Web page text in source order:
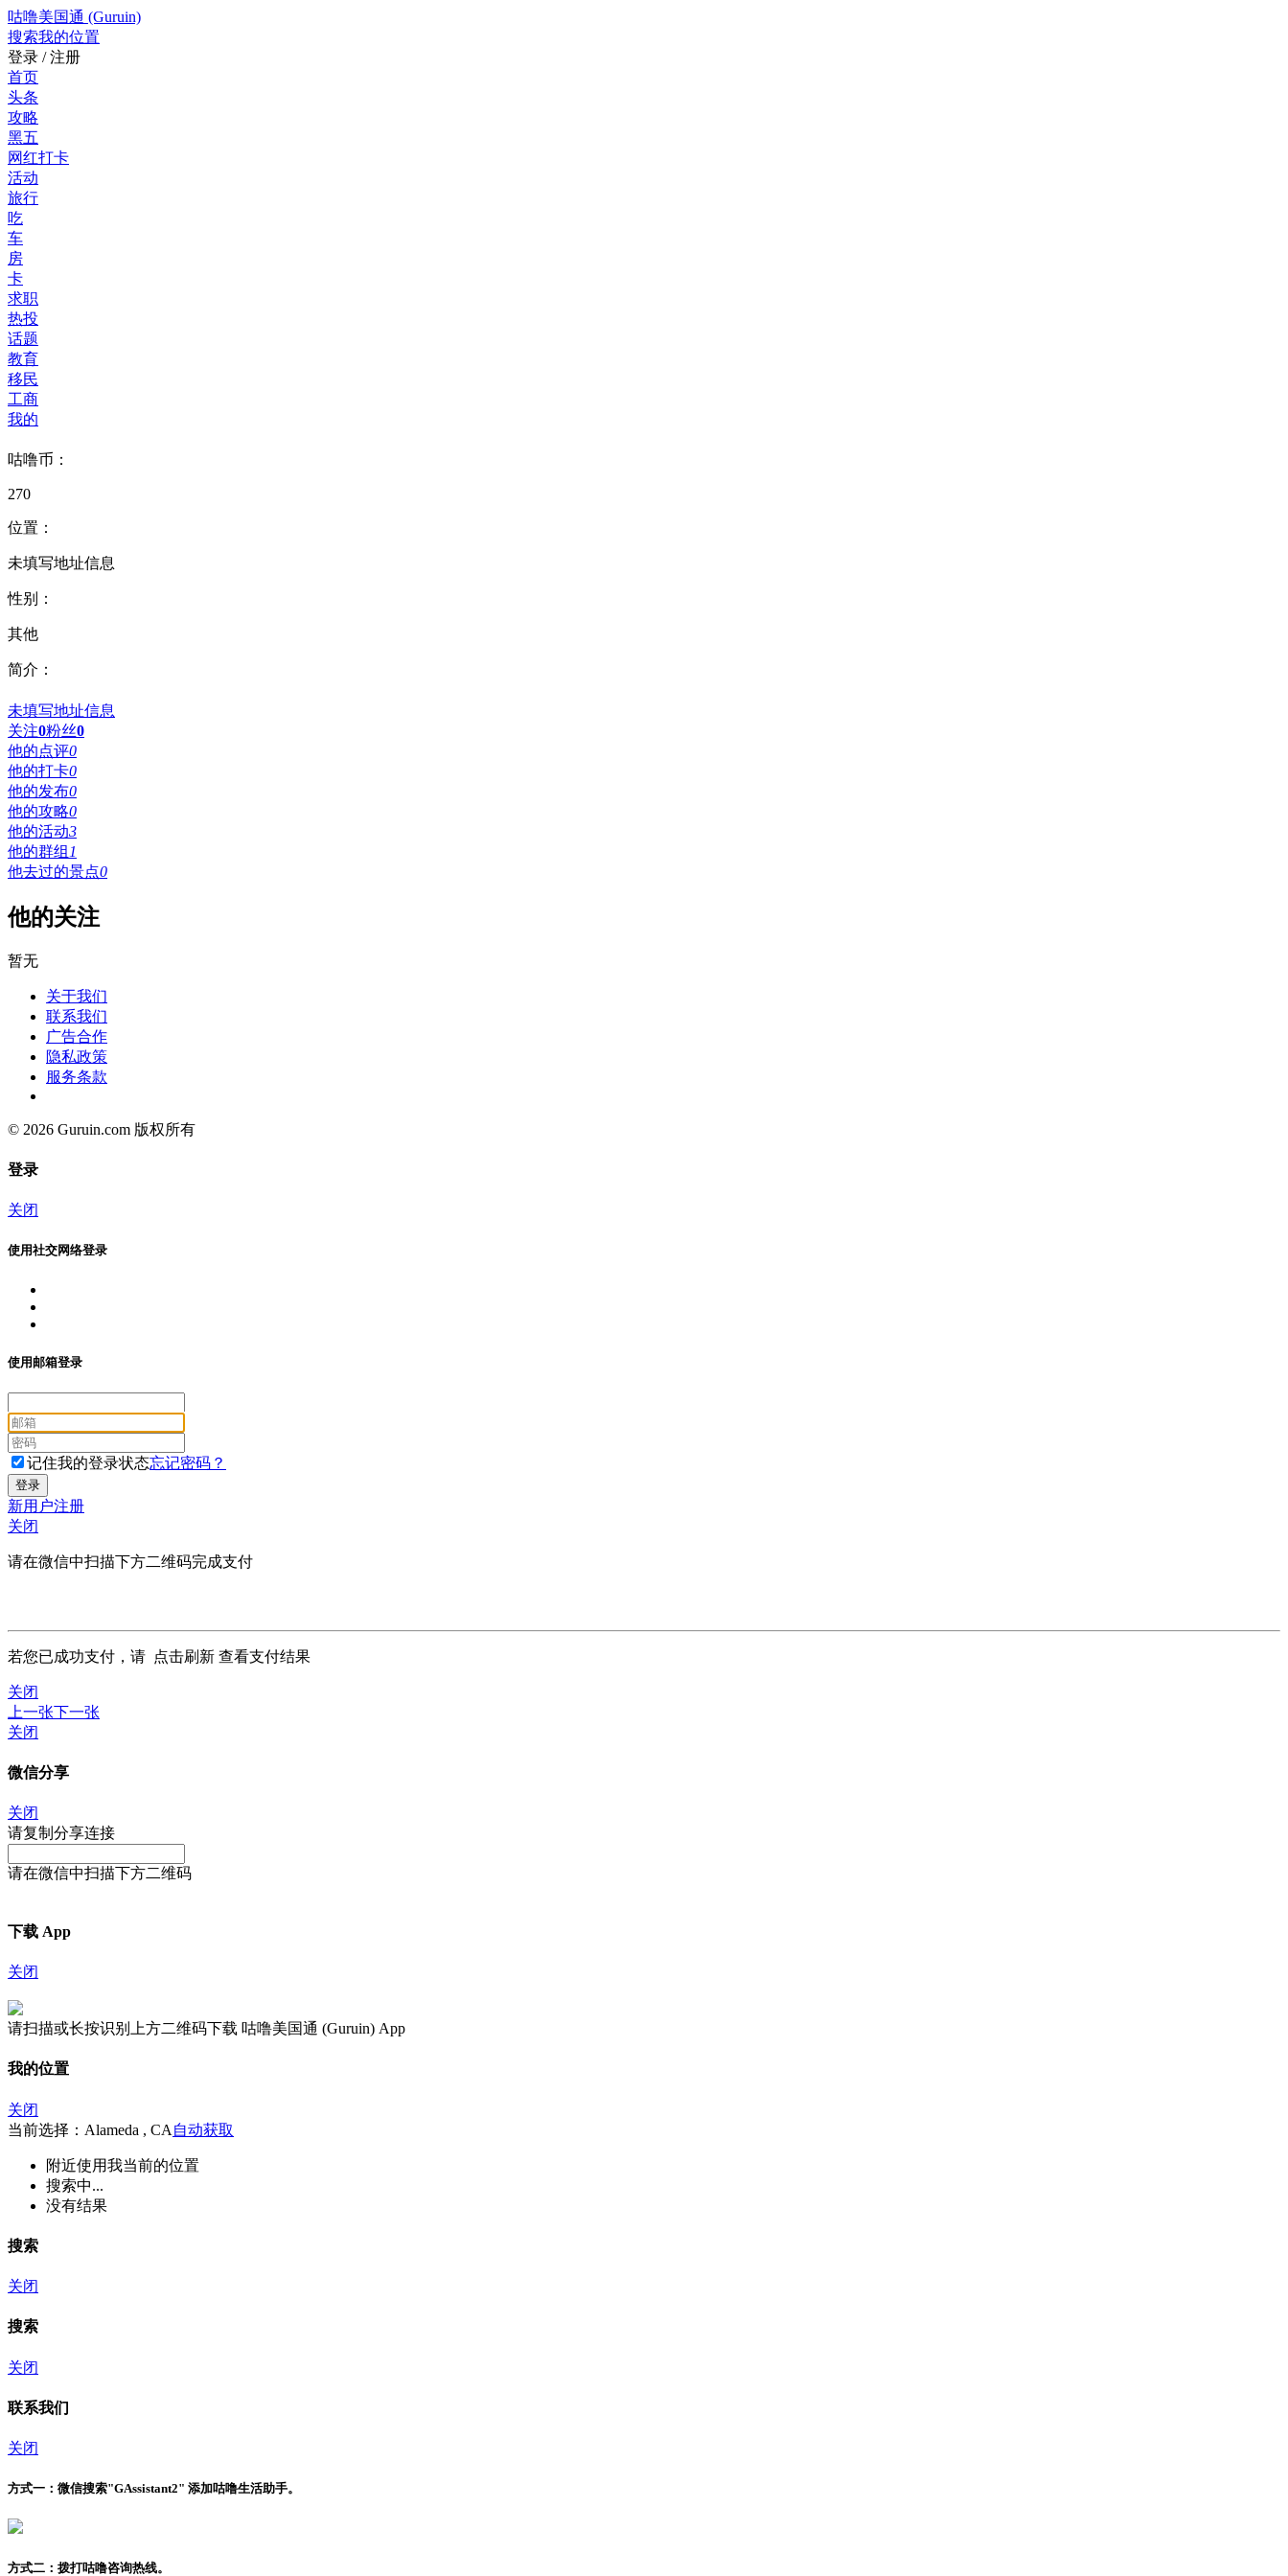
咕噜美国通 (Guruin)
搜索我的位置
登录 / 注册
首页
头条
攻略
黑五
网红打卡
活动
旅行
吃
车
房
卡
求职
热投
话题
教育
移民
工商
我的
咕噜币：
270
位置：
未填写地址信息
性别：
其他
简介：
未填写地址信息
关注0粉丝0
他的点评0
他的打卡0
他的发布0
他的攻略0
他的活动3
他的群组 1
他去过的景点0
他的关注
暂无
关于我们
联系我们
广告合作
隐私政策
服务条款
© 2026 Guruin.com 版权所有
登录
关闭
使用社交网络登录
使用邮箱登录
记住我的登录状态忘记密码？
新用户注册
关闭
请在微信中扫描下方二维码完成支付
若您已成功支付，请 点击刷新 查看支付结果
关闭
上一张下一张
关闭
微信分享
关闭
请复制分享连接
请在微信中扫描下方二维码
下载 App
关闭
请扫描或长按识别上方二维码下载 咕噜美国通 (Guruin) App
我的位置
关闭
当前选择：Alameda , CA 自动获取
附近使用我当前的位置
搜索中...
没有结果
搜索
关闭
搜索
关闭
联系我们
关闭
方式一： 微信搜索"GAssistant2" 添加咕噜生活助手。
方式二： 拨打咕噜咨询热线。